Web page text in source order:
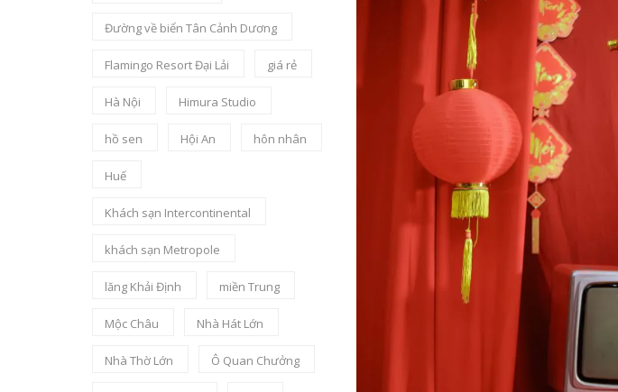
Đường về biển Tân Cảnh Dương
Flamingo Resort Đại Lải giá rẻ
Hà Nội Himura Studio
hồ sen Hội An hôn nhân
Huế
Khách sạn Intercontinental
khách sạn Metropole
lăng Khải Định miền Trung
Mộc Châu Nhà Hát Lớn
Nhà Thờ Lớn Ô Quan Chưởng